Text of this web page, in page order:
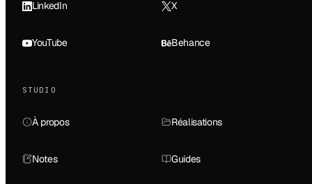
LinkedIn X
YouTube Behance
STUDIO
À propos Réalisations
Notes Guides